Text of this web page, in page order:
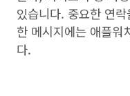
있습니다. 중요한 연
한 메시지에는 애플워
다.